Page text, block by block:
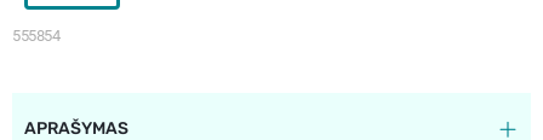
555854
APRAŠYMAS